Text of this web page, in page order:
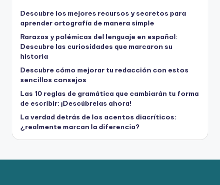
Descubre los mejores recursos y secretos para
aprender ortografía de manera simple
Rarazas y polémicas del lenguaje en español:
Descubre las curiosidades que marcaron su
historia
Descubre cómo mejorar tu redacción con estos
sencillos consejos
Las 10 reglas de gramática que cambiarán tu forma
de escribir: ¡Descúbrelas ahora!
La verdad detrás de los acentos diacríticos:
¿realmente marcan la diferencia?